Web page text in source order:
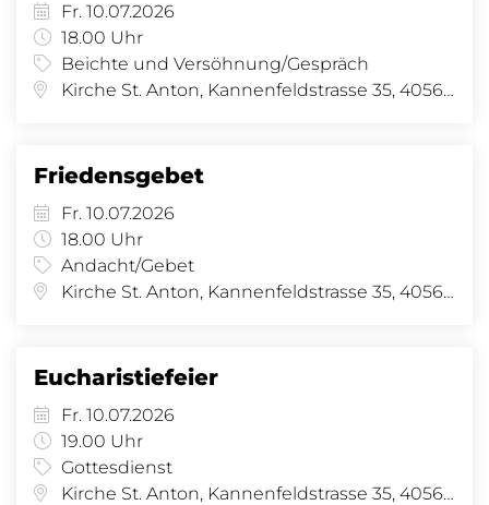
Fr. 10.07.2026
18.00 Uhr
Beichte und Versöhnung/Gespräch
Kirche St. Anton, Kannenfeldstrasse 35, 4056 Basel
Friedensgebet
Fr. 10.07.2026
18.00 Uhr
Andacht/Gebet
Kirche St. Anton, Kannenfeldstrasse 35, 4056 Basel
Eucharistiefeier
Fr. 10.07.2026
19.00 Uhr
Gottesdienst
Kirche St. Anton, Kannenfeldstrasse 35, 4056 Basel